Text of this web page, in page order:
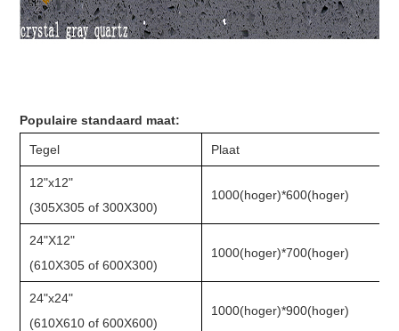
Populaire standaard maat:
Tegel Plaat
12"x12"
(305X305 of 300X300)
1000(hoger)*600(hoger)
24"X12"
(610X305 of 600X300)
1000(hoger)*700(hoger)
24"x24"
(610X610 of 600X600)
1000(hoger)*900(hoger)